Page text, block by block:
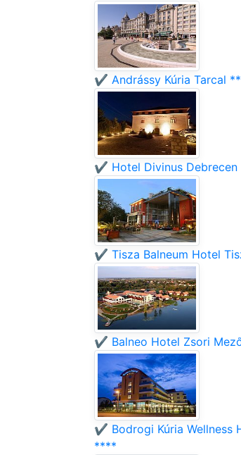
✔️ Andrássy Kúria Tarcal
✔️ Hotel Divinus
✔️ Tisza Balneum Hotel
✔️ Balneo Hotel Zsori
✔️ Bodrogi Kúria Wellness
****